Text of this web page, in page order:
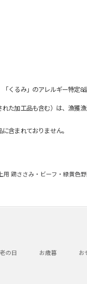
くるみ」のアレルギー特定8
加工品も含む）は、漁獲
含まれておりません。
鶏ささみ・ビーフ・緑黄色
の日 お歳暮 お